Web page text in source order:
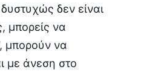
δεν είναι
μπορείς να
μπορούν να
με άνεση στο